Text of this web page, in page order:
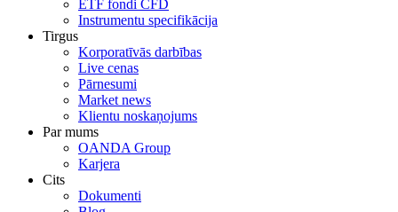
ETF fondi CFD
Instrumentu specifikācija
Tirgus
Korporatīvās darbības
Live cenas
Pārnesumi
Market news
Klientu noskaņojums
Par mums
OANDA Group
Karjera
Cits
Dokumenti